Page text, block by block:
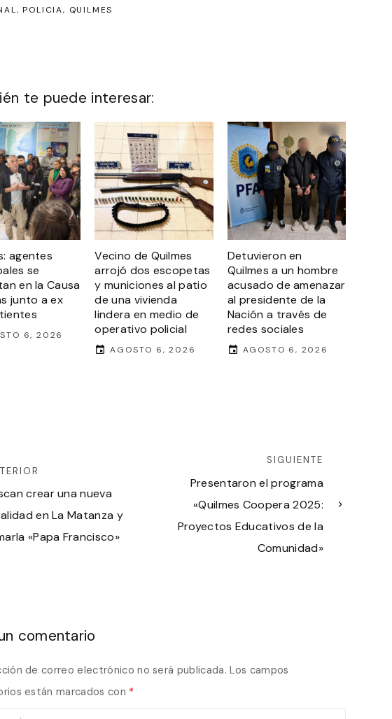
POLICIA QUILMES
te puede interesar:
agentes
se
en la Causa
junto a ex
6, 2026
Vecino de Quilmes
arrojó dos escopetas
y municiones al patio
de una vivienda
lindera en medio de
operativo policial
AGOSTO 6, 2026
Detuvieron en
Quilmes a un hombre
acusado de amenazar
al presidente de la
Nación a través de
redes sociales
AGOSTO 6, 2026
crear una nueva
en La Matanza y
«Papa Francisco»
SIGUIENTE
Presentaron el programa
«Quilmes Coopera 2025:
Proyectos Educativos de la
Comunidad»
comentario
de correo electrónico no será publicada. Los campos
están marcados con *